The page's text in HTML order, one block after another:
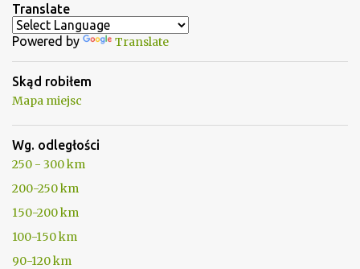
a
r
e
Translate
Powered by Translate
Skąd robiłem
Mapa miejsc
Wg. odległości
250 - 300 km
200-250 km
150-200 km
100-150 km
90-120 km